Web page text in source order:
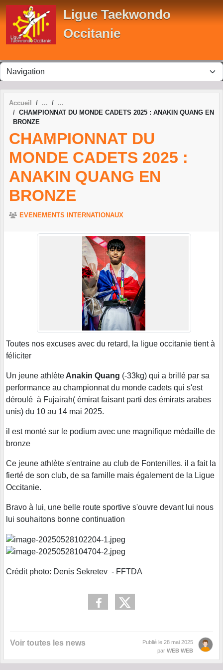
Ligue Taekwondo
Occitanie
Accueil
CHAMPIONNAT DU MONDE CADETS 2025 : ANAKIN QUANG EN
BRONZE
CHAMPIONNAT DU
MONDE CADETS 2025 :
ANAKIN QUANG EN
BRONZE
EVENEMENTS INTERNATIONAUX
Toutes nos excuses avec du retard, la ligue occitanie tient à
féliciter
Un jeune athlète Anakin Quang (-33kg) qui a brillé par sa
performance au championnat du monde cadets qui s'est
déroulé à Fujairah( émirat faisant parti des émirats arabes
unis) du 10 au 14 mai 2025.
il est monté sur le podium avec une magnifique médaille de
bronze
Ce jeune athlète s'entraine au club de Fontenilles. il a fait la
fierté de son club, de sa famille mais également de la Ligue
Occitanie.
Bravo à lui, une belle route sportive s'ouvre devant lui nous
lui souhaitons bonne continuation
Crédit photo: Denis Sekretev - FFTDA
Voir toutes les news Publié le 28 mai 2025
par WEB WEB
Panneau de gestion des cookies